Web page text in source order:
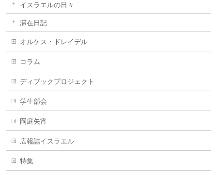
イスラエルの日々
滞在日記
オルケス・ドレイデル
コラム
ディブックプロジェクト
学生部会
岡庭矢宵
広報誌イスラエル
特集